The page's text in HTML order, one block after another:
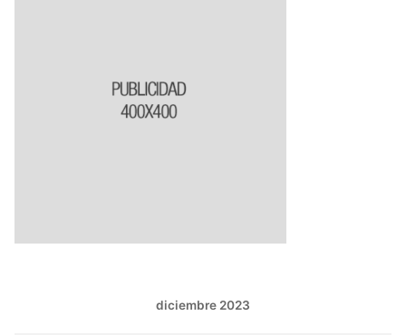
diciembre 2023